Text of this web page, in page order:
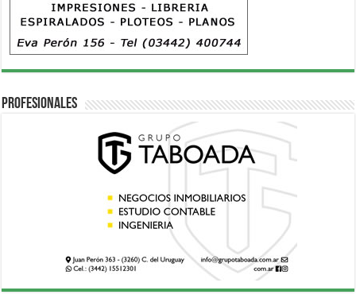
Profesionales